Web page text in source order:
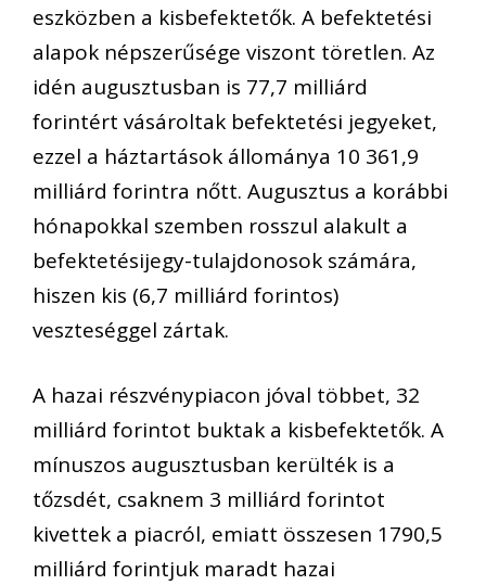
eszközben a kisbefektetők. A befektetési
alapok népszerűsége viszont töretlen. Az
idén augusztusban is 77,7 milliárd
forintért vásároltak befektetési jegyeket,
ezzel a háztartások állománya 10 361,9
milliárd forintra nőtt. Augusztus a korábbi
hónapokkal szemben rosszul alakult a
befektetésijegy-tulajdonosok számára,
hiszen kis (6,7 milliárd forintos)
veszteséggel zártak.
A hazai részvénypiacon jóval többet, 32
milliárd forintot buktak a kisbefektetők. A
mínuszos augusztusban kerülték is a
tőzsdét, csaknem 3 milliárd forintot
kivettek a piacról, emiatt összesen 1790,5
milliárd forintjuk maradt hazai